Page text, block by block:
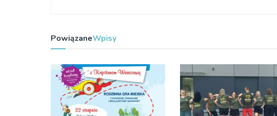
PowiązaneWpisy